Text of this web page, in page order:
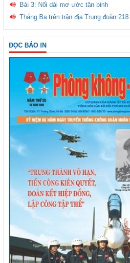
Bài 3: Nối dài mơ ước tân binh
Tháng Ba trên trận địa Trung đoàn 218
ĐỌC BÁO IN